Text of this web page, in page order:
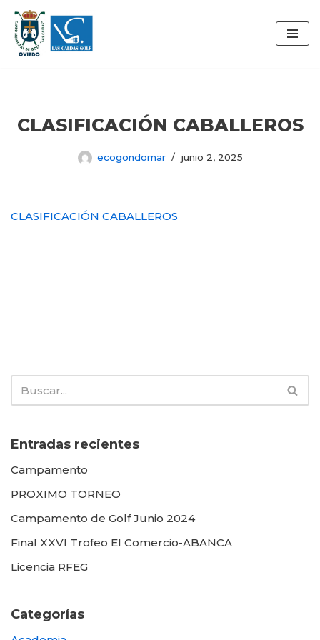
Saltar
al
CLASIFICACIÓN CABALLEROS
ecogondomar junio 2, 2025
CLASIFICACIÓN CABALLEROS
Entradas recientes
Campamento
PROXIMO TORNEO
Campamento de Golf Junio 2024
Final XXVI Trofeo El Comercio-ABANCA
Licencia RFEG
Categorías